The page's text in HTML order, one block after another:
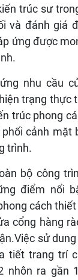
trúc sư
và đánh giá
ứng được
nhu cầu
trạng thực
trúc phong
cảnh mặt
trình.
bộ công
điểm nổi
cách
cổng hàng
sử
tiết trang trí
nhôn ra gần